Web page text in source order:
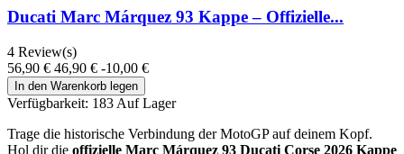
Ducati Marc Márquez 93 Kappe – Offizielle...
4 Review(s)
56,90 € 46,90 € -10,00 €
In den Warenkorb legen
Verfügbarkeit: 183 Auf Lager
Trage die historische Verbindung der MotoGP auf deinem Kopf.
Hol dir die offizielle Marc Márquez 93 Ducati Corse 2026 Kappe